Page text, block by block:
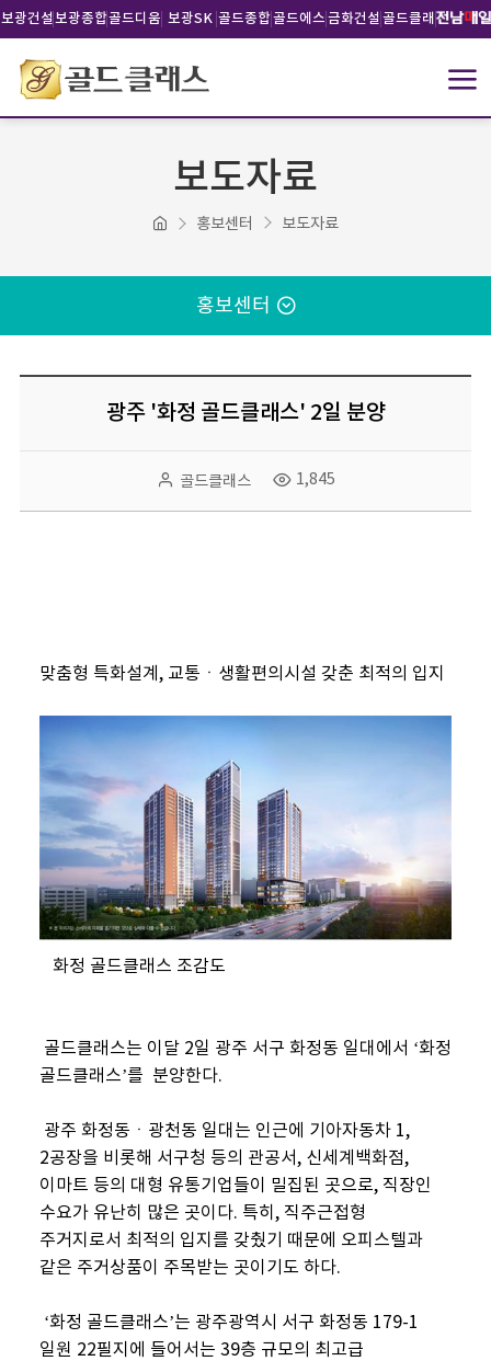
보광건설보광종합골드디움 보광SK 골드종합골드에스 금화건설 골드클래
홍보센터
보도자료
홍보센터 보도자료
광주 '화정 골드클래스' 2일 분양
골드클래스 1,845
맞춤형 특화설계, 교통ㆍ생활편의시설 갖춘 최적의 입지
화정 골드클래스 조감도
골드클래스는 이달 2일 광주 서구 화정동 일대에서 ‘화정
골드클래스’를 분양한다.
광주 화정동ㆍ광천동 일대는 인근에 기아자동차 1,
2공장을 비롯해 서구청 등의 관공서, 신세계백화점,
이마트 등의 대형 유통기업들이 밀집된 곳으로, 직장인
수요가 유난히 많은 곳이다. 특히, 직주근접형
주거지로서 최적의 입지를 갖췄기 때문에 오피스텔과
같은 주거상품이 주목받는 곳이기도 하다.
‘화정 골드클래스’는 광주광역시 서구 화정동 179-1
일원 22필지에 들어서는 39층 규모의 최고급